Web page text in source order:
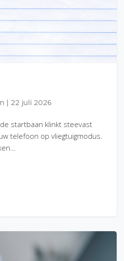
22 juli 2026
startbaan klinkt steevast
telefoon op vliegtuigmodus.